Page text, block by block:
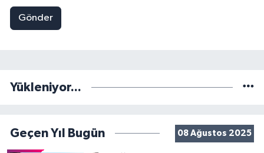
Gönder
Yükleniyor...
Geçen Yıl Bugün 08 Ağustos 2025